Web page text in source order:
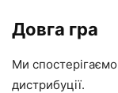
Довга гра
Ми
дистрибуції.